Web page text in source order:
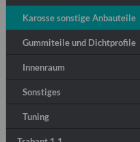
Karosse sonstige Anbauteile
Gummiteile und Dichtprofile
Innenraum
Sonstiges
Tuning